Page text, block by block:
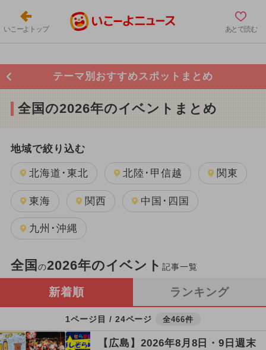
いこーよトップ あとで読む
テーマ別おすすめスポットまとめ
全国の2026年のイベントまとめ
地域で絞り込む
北海道･東北 北陸･甲信越 関東
東海 関西 中国･四国
九州･沖縄
全国 の2026年のイベント記事一覧
新着順 ランキング
1ページ目 / 24ページ 全466件
【広島】2026年8月8日・9日週末